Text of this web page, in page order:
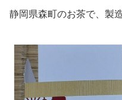
静岡県森町のお茶で、製